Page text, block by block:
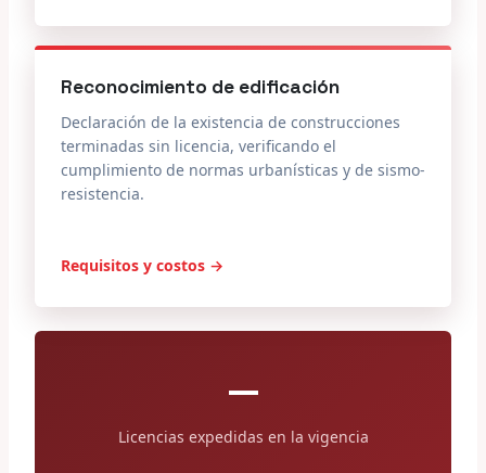
Reconocimiento de edificación
Declaración de la existencia de construcciones
terminadas sin licencia, verificando el
cumplimiento de normas urbanísticas y de sismo-
resistencia.
Requisitos y costos →
—
Licencias expedidas en la vigencia